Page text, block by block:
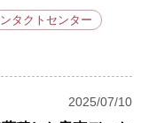
タクトセンター
2025/07/10